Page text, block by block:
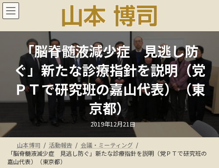
コ
ン
ン
ナ
ビ
ー
「脳脊髄液減少症 見逃し防
ぐ」新たな診療指針を説明（党
ＰＴで研究班の嘉山代表）（東
京都）
最
終
更
新
日
時
:
2019年12月21日
山本博司 活動報告
会議・ミーティング
「脳脊髄液減少症 見逃し防ぐ」新たな診療指針を説明（党ＰＴで研究班の
嘉山代表）（東京都）